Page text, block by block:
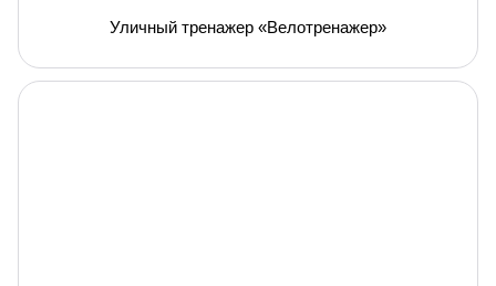
Уличный тренажер «Велотренажер»